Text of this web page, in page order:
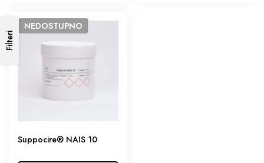
Filteri
NEDOSTUPNO
Suppocire® NAIS 10